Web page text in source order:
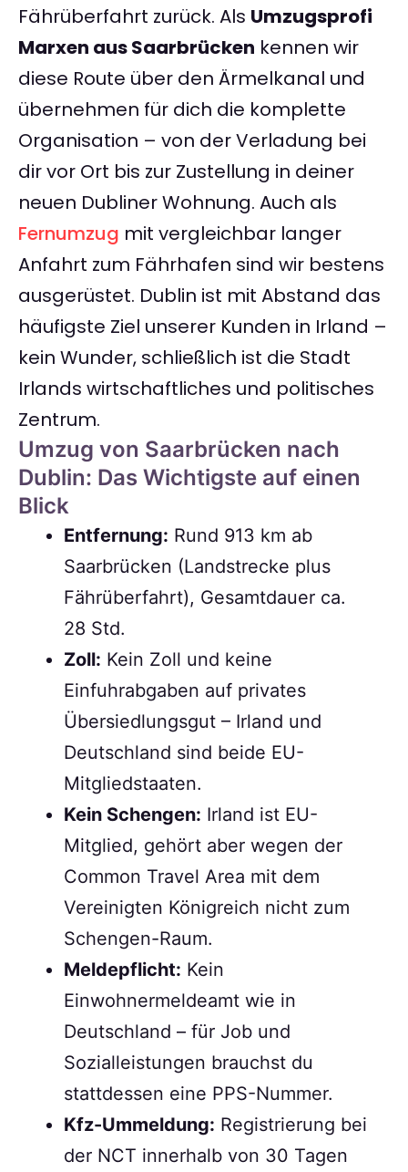
Fährüberfahrt zurück. Als Umzugsprofi
Marxen aus Saarbrücken kennen wir
diese Route über den Ärmelkanal und
übernehmen für dich die komplette
Organisation – von der Verladung bei
dir vor Ort bis zur Zustellung in deiner
neuen Dubliner Wohnung. Auch als
Fernumzug mit vergleichbar langer
Anfahrt zum Fährhafen sind wir bestens
ausgerüstet. Dublin ist mit Abstand das
häufigste Ziel unserer Kunden in Irland –
kein Wunder, schließlich ist die Stadt
Irlands wirtschaftliches und politisches
Zentrum.
Umzug von Saarbrücken nach
Dublin: Das Wichtigste auf einen
Blick
Entfernung: Rund 913 km ab
Saarbrücken (Landstrecke plus
Fährüberfahrt), Gesamtdauer ca.
28 Std.
Zoll: Kein Zoll und keine
Einfuhrabgaben auf privates
Übersiedlungsgut – Irland und
Deutschland sind beide EU-
Mitgliedstaaten.
Kein Schengen: Irland ist EU-
Mitglied, gehört aber wegen der
Common Travel Area mit dem
Vereinigten Königreich nicht zum
Schengen-Raum.
Meldepflicht: Kein
Einwohnermeldeamt wie in
Deutschland – für Job und
Sozialleistungen brauchst du
stattdessen eine PPS-Nummer.
Kfz-Ummeldung: Registrierung bei
der NCT innerhalb von 30 Tagen